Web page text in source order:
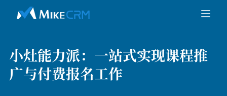
小灶能力派： 一站式实现课程推
广与付费报名工作